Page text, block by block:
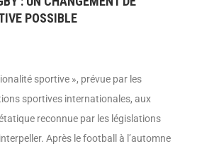
POSSIBLE
sportive », prévue par les
sportives internationales, aux
reconnue par les législations
Après le football à l’automne